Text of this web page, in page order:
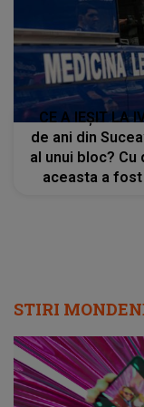
CE A IEȘIT LA
de ani din
al unui bloc?
aceasta a
STIRI